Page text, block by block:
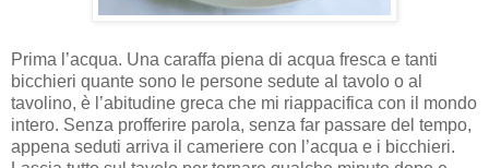
Prima l’acqua. Una caraffa piena di acqua fresca e tanti
bicchieri quante sono le persone sedute al tavolo o al
tavolino, è l’abitudine greca che mi riappacifica con il mondo
intero. Senza profferire parola, senza far passare del tempo,
appena seduti arriva il cameriere con l’acqua e i bicchieri.